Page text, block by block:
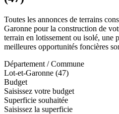
Toutes les annonces de terrains
Garonne pour la construction de
terrain en lotissement ou isolé, une
meilleures opportunités foncières
Département / Commune
Lot-et-Garonne (47)
Budget
Saisissez votre budget
Superficie souhaitée
Saisissez la superficie